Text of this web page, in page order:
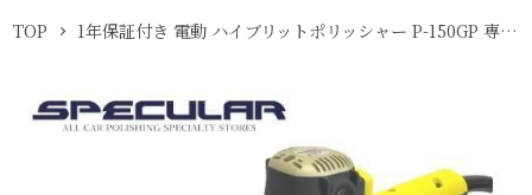
TOP 1年保証付き 電動 ハイブリットポリッシャー P-150GP 専用コンパウンド 送料無料 新品 P150GP コンパクトツール